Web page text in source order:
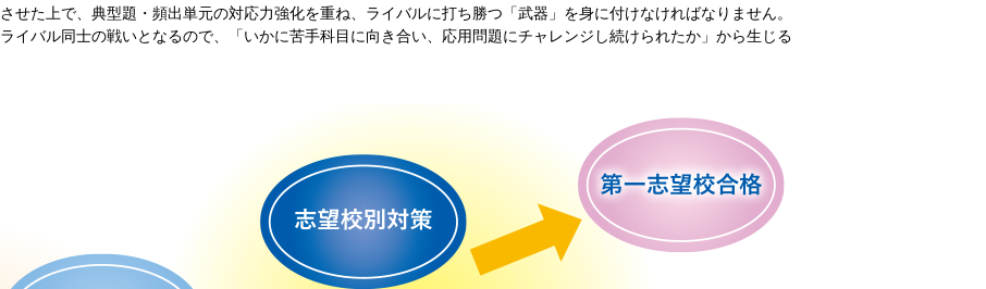
せた上で、典型題・頻出単元の対応力強化を重ね、ライバルに打ち勝つ「武器」を身に付けなければなりません。
イバル同士の戦いとなるので、「いかに苦手科目に向き合い、応用問題にチャレンジし続けられたか」から生じる